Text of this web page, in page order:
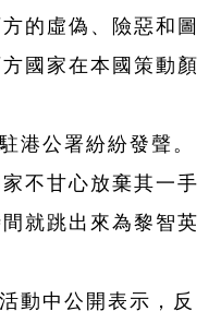
的虛偽、險惡和圖
國家在本國策動顏
港公署紛紛發聲。
不甘心放棄其一手
就跳出來為黎智英
動中公開表示，反